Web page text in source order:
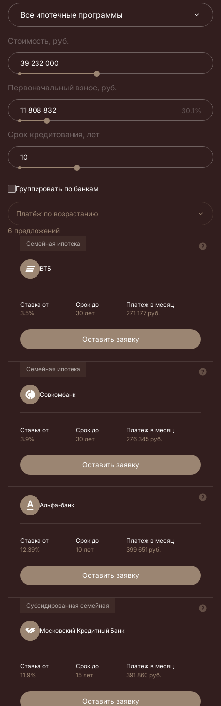
Все ипотечные программы
Стоимость, руб.
Первоначальный взнос, руб.
30.1%
Срок кредитования, лет
Группировать по банкам
Платёж по возрастанию
6 предложений
Семейная ипотека
ВТБ
Ставка от
3.5%
Срок до
30 лет
Платеж в месяц
271 177 руб.
Оставить заявку
Семейная ипотека
Совкомбанк
Ставка от
3.9%
Срок до
30 лет
Платеж в месяц
276 345 руб.
Оставить заявку
Альфа-банк
Ставка от
12.39%
Срок до
10 лет
Платеж в месяц
399 651 руб.
Оставить заявку
Субсидированная семейная
Московский Кредитный Банк
Ставка от
11.9%
Срок до
15 лет
Платеж в месяц
391 860 руб.
Оставить заявку